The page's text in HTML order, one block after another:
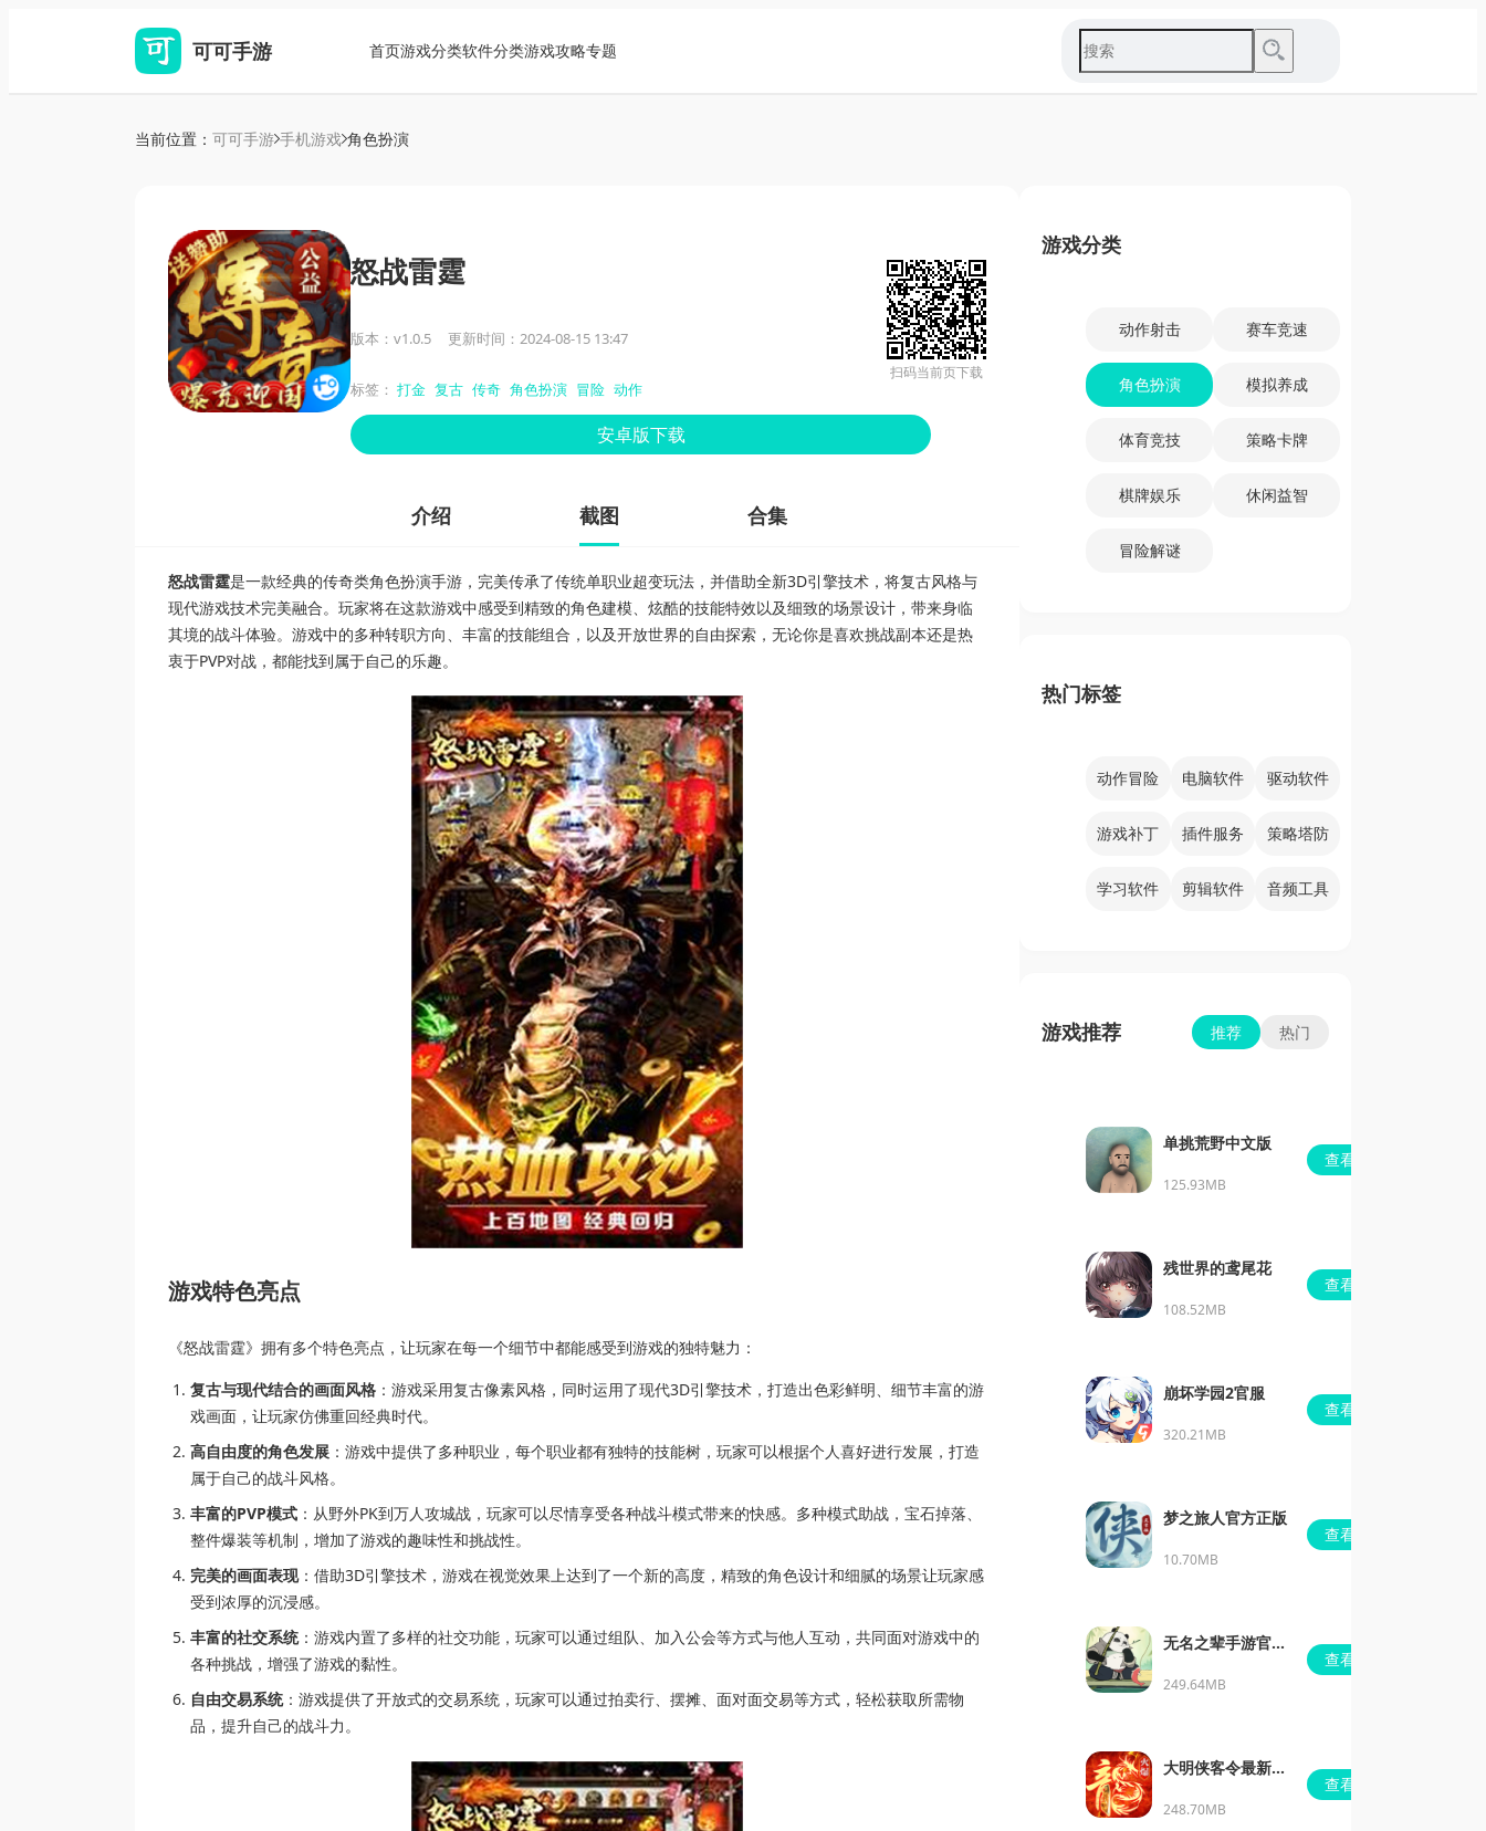
可可手游 首页游戏分类软件分类游戏攻略专题
当前位置： 可可手游 手机游戏 角色扮演
怒战雷霆
版本：v1.0.5 更新时间：2024-08-15 13:47
标签： 打金 复古 传奇 角色扮演 冒险 动作
安卓版下载
扫码当前页下载
介绍 截图 合集
怒战雷霆是一款经典的传奇类角色扮演手游，完美传承了传统单职业超变玩法，并借助全新3D引擎技术，将复古风格与
现代游戏技术完美融合。玩家将在这款游戏中感受到精致的角色建模、炫酷的技能特效以及细致的场景设计，带来身临
其境的战斗体验。游戏中的多种转职方向、丰富的技能组合，以及开放世界的自由探索，无论你是喜欢挑战副本还是热
衷于PVP对战，都能找到属于自己的乐趣。
游戏特色亮点
《怒战雷霆》拥有多个特色亮点，让玩家在每一个细节中都能感受到游戏的独特魅力：
复古与现代结合的画面风格 ：游戏采用复古像素风格，同时运用了现代3D引擎技术，打造出色彩鲜明、细节丰富的游
戏画面，让玩家仿佛重回经典时代。
高自由度的角色发展 ：游戏中提供了多种职业，每个职业都有独特的技能树，玩家可以根据个人喜好进行发展，打造
属于自己的战斗风格。
丰富的PVP模式 ：从野外PK到万人攻城战，玩家可以尽情享受各种战斗模式带来的快感。多种模式助战，宝石掉落、
整件爆装等机制，增加了游戏的趣味性和挑战性。
完美的画面表现：借助3D引擎技术，游戏在视觉效果上达到了一个新的高度，精致的角色设计和细腻的场景让玩家感
受到浓厚的沉浸感。
丰富的社交系统：游戏内置了多样的社交功能，玩家可以通过组队、加入公会等方式与他人互动，共同面对游戏中的
各种挑战，增强了游戏的黏性。
自由交易系统：游戏提供了开放式的交易系统，玩家可以通过拍卖行、摆摊、面对面交易等方式，轻松获取所需物
品，提升自己的战斗力。
游戏分类
动作射击 赛车竞速
角色扮演 模拟养成
体育竞技 策略卡牌
棋牌娱乐 休闲益智
冒险解谜
热门标签
动作冒险 电脑软件 驱动软件
游戏补丁 插件服务 策略塔防
学习软件 剪辑软件 音频工具
游戏推荐 推荐 热门
单挑荒野中文版
125.93MB
查看
残世界的鸢尾花
108.52MB
查看
崩坏学园2官服
320.21MB
查看
梦之旅人官方正版
10.70MB
查看
无名之辈手游官方
版
249.64MB
查看
大明侠客令最新安
卓版
248.70MB
查看